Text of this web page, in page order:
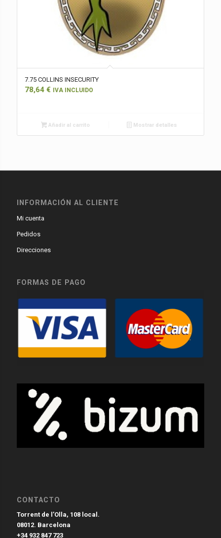
7.75 COLLINS INSECURITY
78,64 € IVA INCLUIDO
Añadir al carrito Mostrar detalles
INFORMACIÓN AL CLIENTE
Mi cuenta
Pedidos
Direcciones
FORMAS DE PAGO
CONTACTO
Torrent de l’Olla, 108 local.
08012. Barcelona
+34 932 847 723